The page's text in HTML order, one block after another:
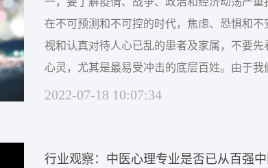
在不可预测和不可控的时代，焦虑、恐惧和
视和认真对待人心已乱的患者及家属，不要
心灵，尤其是最易受冲击的底层百姓。由于我
族，涉及生老病死的医院往往是社会矛盾的集
2022-07-18 10:07:34
行业观察：中医心理专业是否已从百强